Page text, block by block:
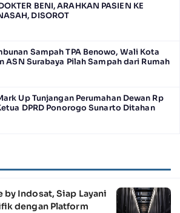
BENI, ARAHKAN PASIEN KE
DISOROT
Sampah TPA Benowo, Wali Kota
ASN Surabaya Pilah Sampah dari Rumah
Up Tunjangan Perumahan Dewan Rp
DPRD Ponorogo Sunarto Ditahan
by Indosat, Siap Layani
dengan Platform